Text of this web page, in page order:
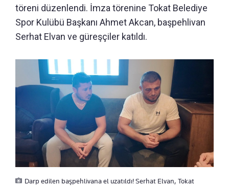
töreni düzenlendi. İmza törenine Tokat Belediye
Spor Kulübü Başkanı Ahmet Akcan, başpehlivan
Serhat Elvan ve güreşçiler katıldı.
Darp edilen başpehlivana el uzatıldı! Serhat Elvan, Tokat